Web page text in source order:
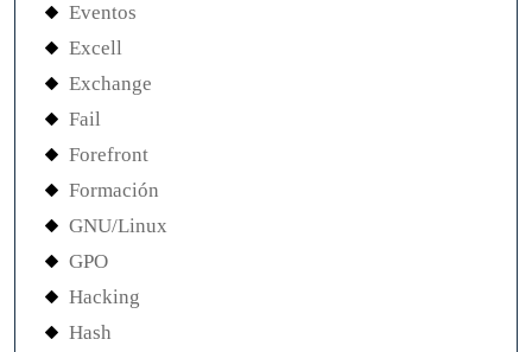
Eventos
Excell
Exchange
Fail
Forefront
Formación
GNU/Linux
GPO
Hacking
Hash